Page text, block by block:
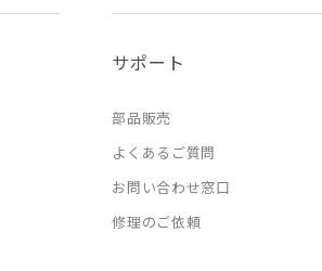
サポート
部品販売
よくあるご質問
お問い合わせ窓口
修理のご依頼